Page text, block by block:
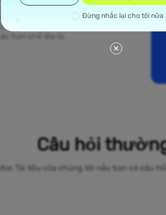
thôn ở Midwest, các
chỉ IP chính thức
giống như
hạn chế địa lý.
Câu hỏi
Tài liệu của chúng tôi nếu bạn có câu
Đừng nhắc lại cho tôi nữa